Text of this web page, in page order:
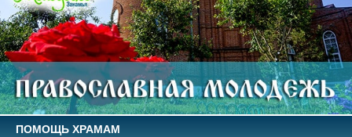
ПОМОЩЬ ХРАМАМ